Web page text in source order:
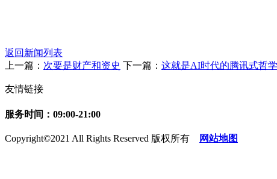
返回新闻列表
上一篇： 次要是财产和资史 下一篇： 这就是AI时代的腾讯式哲
友情链接
服务时间：09:00-21:00
Copyright©2021 All Rights Reserved 版权所有 网站地图